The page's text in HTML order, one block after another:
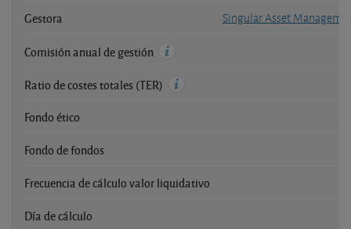
Gestora Singular Asset
Comisión anual de gestión
Ratio de costes totales (TER)
Fondo ético
Fondo de fondos
Frecuencia de cálculo valor liquidativo
Día de cálculo